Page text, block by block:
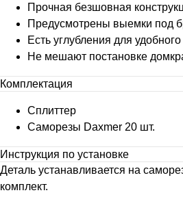
Прочная безшовная
Предусмотрены выемки под
Есть углубления для
Не мешают постановке
Комплектация
Сплиттер
Саморезы Daxmer 20 шт.
Инструкция по установке
Деталь устанавливается на
комплект.